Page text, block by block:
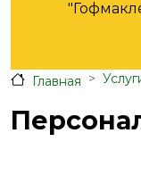
Главная